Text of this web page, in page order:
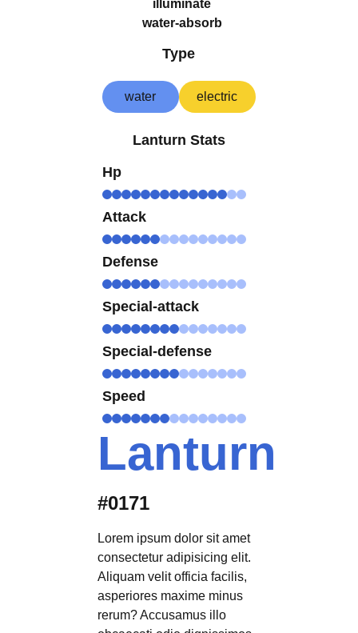
illuminate
water-absorb
Type
water electric
Lanturn Stats
Hp
Attack
Defense
Special-attack
Special-defense
Speed
Lanturn
#0171
Lorem ipsum dolor sit amet
consectetur adipisicing elit.
Aliquam velit officia facilis,
asperiores maxime minus
rerum? Accusamus illo